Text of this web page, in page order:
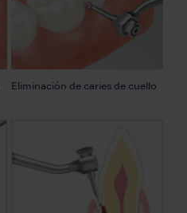
Eliminación de caries de cuello